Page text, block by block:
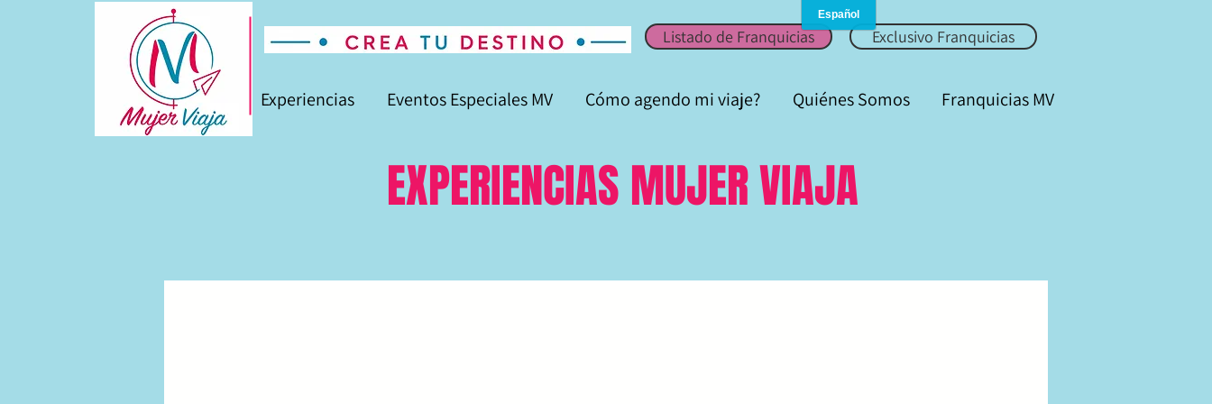
Mujer Viaja
Exclusivo Franquicias
Experiencias Eventos Especiales MV Cómo agendo mi viaje? Quiénes Somos Franquicias MV
Listado de Franquicias
EXPERIENCIAS MUJER VIAJA